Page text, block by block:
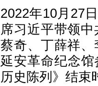
2022年10月27
席习近平带领
蔡奇、丁薛祥
延安革命纪念
历史陈列》结束